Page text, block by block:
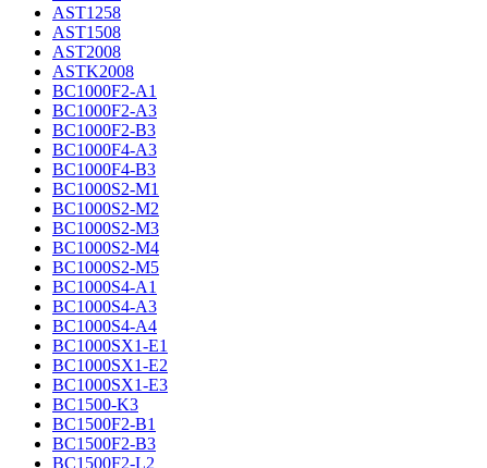
AST1258
AST1508
AST2008
ASTK2008
BC1000F2-A1
BC1000F2-A3
BC1000F2-B3
BC1000F4-A3
BC1000F4-B3
BC1000S2-M1
BC1000S2-M2
BC1000S2-M3
BC1000S2-M4
BC1000S2-M5
BC1000S4-A1
BC1000S4-A3
BC1000S4-A4
BC1000SX1-E1
BC1000SX1-E2
BC1000SX1-E3
BC1500-K3
BC1500F2-B1
BC1500F2-B3
BC1500F2-L2